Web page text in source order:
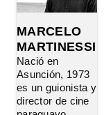
MARCELO
MARTINESSI
Nació en
Asunción, 1973
es un guionista y
director de cine